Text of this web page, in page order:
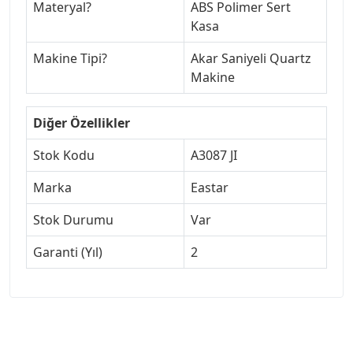
Materyal?
ABS Polimer Sert
Kasa
Makine Tipi?
Akar Saniyeli Quartz
Makine
Diğer Özellikler
Stok Kodu
A3087 JI
Marka
Eastar
Stok Durumu
Var
Garanti (Yıl)
2